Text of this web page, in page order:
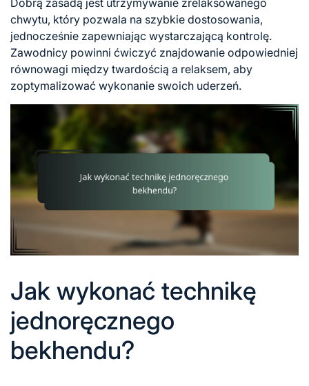
chwytu, który pozwala na szybkie dostosowania,
jednocześnie zapewniając wystarczającą kontrolę.
Zawodnicy powinni ćwiczyć znajdowanie odpowiedniej
równowagi między twardością a relaksem, aby
zoptymalizować wykonanie swoich uderzeń.
Jak wykonać technikę
jednoręcznego
bekhendu?